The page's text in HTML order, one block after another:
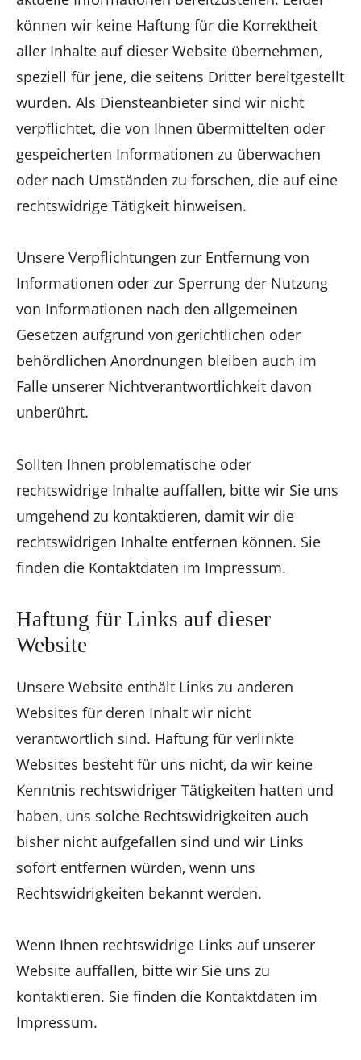
können wir keine Haftung für die Korrektheit
aller Inhalte auf dieser Website übernehmen,
speziell für jene, die seitens Dritter bereitgestellt
wurden. Als Diensteanbieter sind wir nicht
verpflichtet, die von Ihnen übermittelten oder
gespeicherten Informationen zu überwachen
oder nach Umständen zu forschen, die auf eine
rechtswidrige Tätigkeit hinweisen.
Unsere Verpflichtungen zur Entfernung von
Informationen oder zur Sperrung der Nutzung
von Informationen nach den allgemeinen
Gesetzen aufgrund von gerichtlichen oder
behördlichen Anordnungen bleiben auch im
Falle unserer Nichtverantwortlichkeit davon
unberührt.
Sollten Ihnen problematische oder
rechtswidrige Inhalte auffallen, bitte wir Sie uns
umgehend zu kontaktieren, damit wir die
rechtswidrigen Inhalte entfernen können. Sie
finden die Kontaktdaten im Impressum.
Haftung für Links auf dieser
Website
Unsere Website enthält Links zu anderen
Websites für deren Inhalt wir nicht
verantwortlich sind. Haftung für verlinkte
Websites besteht für uns nicht, da wir keine
Kenntnis rechtswidriger Tätigkeiten hatten und
haben, uns solche Rechtswidrigkeiten auch
bisher nicht aufgefallen sind und wir Links
sofort entfernen würden, wenn uns
Rechtswidrigkeiten bekannt werden.
Wenn Ihnen rechtswidrige Links auf unserer
Website auffallen, bitte wir Sie uns zu
kontaktieren. Sie finden die Kontaktdaten im
Impressum.